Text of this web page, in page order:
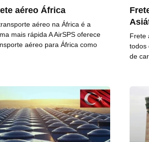
aéreo África
aéreo na África é a
mais rápida A AirSPS oferece
aéreo para África como
Frete
todos
de